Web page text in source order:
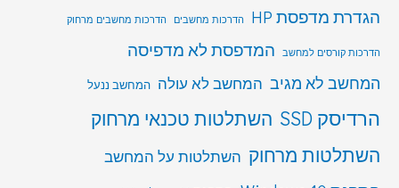
הגדרת מדפסת HP הדרכות מחשבים הדרכות מחשבים מרחוק
הדרכות קורסים למחשב המדפסת לא מדפיסה
המחשב לא מגיב המחשב לא עולה המחשב ננעל
הרדיסק SSD
השתלטות טכנאי מרחוק
השתלטות מרחוק השתלטות על המחשב